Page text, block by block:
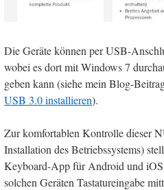
Die Geräte können per USB-
wobei es dort mit Windows 7
geben kann (siehe mein Blog-
USB 3.0 installieren).
Zur komfortablen Kontrolle dieser
Installation des Betriebssystems)
Keyboard-App für Android und
solchen Geräten Tastatureingabe